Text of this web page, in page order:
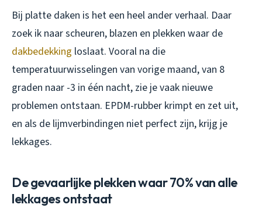
Bij platte daken is het een heel ander verhaal. Daar
zoek ik naar scheuren, blazen en plekken waar de
dakbedekking loslaat. Vooral na die
temperatuurwisselingen van vorige maand, van 8
graden naar -3 in één nacht, zie je vaak nieuwe
problemen ontstaan. EPDM-rubber krimpt en zet uit,
en als de lijmverbindingen niet perfect zijn, krijg je
lekkages.
De gevaarlijke plekken waar 70% van alle
lekkages ontstaat